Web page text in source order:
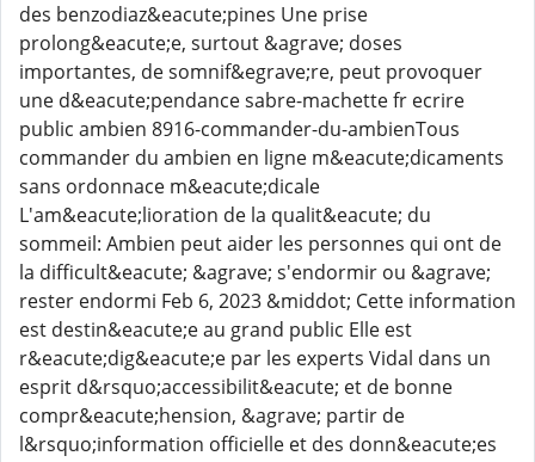
des benzodiaz&eacute;pines Une prise
prolong&eacute;e, surtout &agrave; doses
importantes, de somnif&egrave;re, peut provoquer
une d&eacute;pendance sabre-machette fr ecrire
public ambien 8916-commander-du-ambienTous
commander du ambien en ligne m&eacute;dicaments
sans ordonnace m&eacute;dicale
L'am&eacute;lioration de la qualit&eacute; du
sommeil: Ambien peut aider les personnes qui ont de
la difficult&eacute; &agrave; s'endormir ou &agrave;
rester endormi Feb 6, 2023 &middot; Cette information
est destin&eacute;e au grand public Elle est
r&eacute;dig&eacute;e par les experts Vidal dans un
esprit d&rsquo;accessibilit&eacute; et de bonne
compr&eacute;hension, &agrave; partir de
l&rsquo;information officielle et des donn&eacute;es